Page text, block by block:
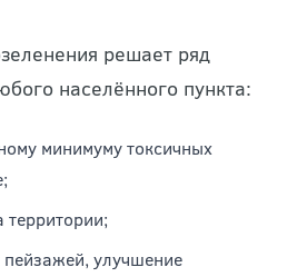
решает ряд
населённого пункта:
минимуму токсичных
территории;
улучшение